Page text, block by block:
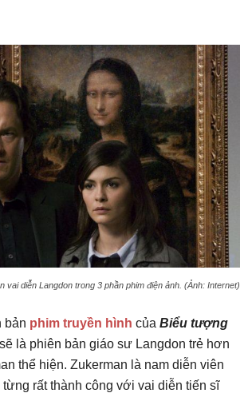
vai diễn Langdon trong 3 phần phim điện ảnh. (Ảnh: Internet)
bản phim truyền hình của Biểu tượng
sẽ là phiên bản giáo sư Langdon trẻ hơn
thể hiện. Zukerman là nam diễn viên
rất thành công với vai diễn tiến sĩ